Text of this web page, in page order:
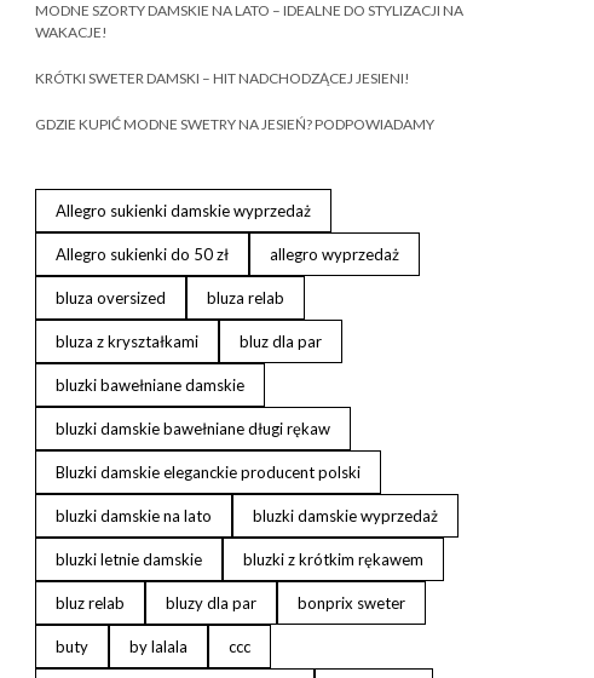
MODNE SZORTY DAMSKIE NA LATO – IDEALNE DO STYLIZACJI NA
WAKACJE!
KRÓTKI SWETER DAMSKI – HIT NADCHODZĄCEJ JESIENI!
GDZIE KUPIĆ MODNE SWETRY NA JESIEŃ? PODPOWIADAMY
Allegro sukienki damskie wyprzedaż
Allegro sukienki do 50 zł allegro wyprzedaż
bluza oversized bluza relab
bluza z kryształkami bluz dla par
bluzki bawełniane damskie
bluzki damskie bawełniane długi rękaw
Bluzki damskie eleganckie producent polski
bluzki damskie na lato bluzki damskie wyprzedaż
bluzki letnie damskie bluzki z krótkim rękawem
bluz relab bluzy dla par bonprix sweter
buty by lalala ccc